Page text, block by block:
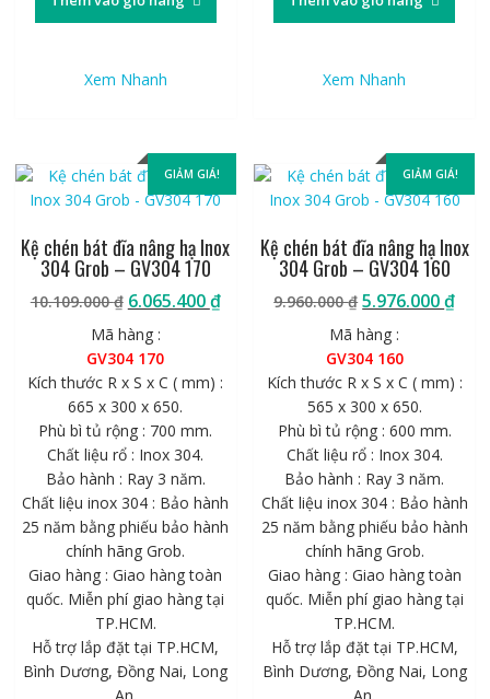
Xem Nhanh Xem Nhanh
GIẢM GIÁ!
Kệ chén bát đĩa nâng hạ Inox
304 Grob – GV304 170
10.109.000₫ Giá
gốc
là:
10.109.000 ₫.
6.065.400₫Giá
6.065.400 ₫.
Mã hàng :
GV304 170
Kích thước R x S x C ( mm) :
665 x 300 x 650.
Phù bì tủ rộng : 700 mm.
Chất liệu rổ : Inox 304.
Bảo hành : Ray 3 năm.
Chất liệu inox 304 : Bảo hành
25 năm bằng phiếu bảo hành
chính hãng Grob.
Giao hàng : Giao hàng toàn
quốc. Miễn phí giao hàng tại
TP.HCM.
Hỗ trợ lắp đặt tại TP.HCM,
Bình Dương, Đồng Nai, Long
GIẢM GIÁ!
Kệ chén bát đĩa nâng hạ Inox
304 Grob – GV304 160
9.960.000₫Giá
gốc
là:
9.960.000 ₫.
5.976.000₫Giá
Mã hàng :
GV304 160
Kích thước R x S x C ( mm) :
565 x 300 x 650.
Phù bì tủ rộng : 600 mm.
Chất liệu rổ : Inox 304.
Bảo hành : Ray 3 năm.
Chất liệu inox 304 : Bảo hành
25 năm bằng phiếu bảo hành
chính hãng Grob.
Giao hàng : Giao hàng toàn
quốc. Miễn phí giao hàng tại
TP.HCM.
Hỗ trợ lắp đặt tại TP.HCM,
Bình Dương, Đồng Nai, Long